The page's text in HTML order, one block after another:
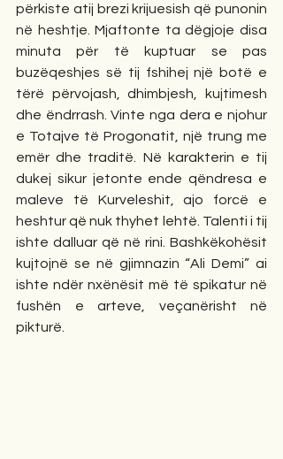
përkiste atij brezi krijuesish që punonin
në heshtje. Mjaftonte ta dëgjoje disa
minuta për të kuptuar se pas
buzëqeshjes së tij fshihej një botë e
tërë përvojash, dhimbjesh, kujtimesh
dhe ëndrrash. Vinte nga dera e njohur
e Totajve të Progonatit, një trung me
emër dhe traditë. Në karakterin e tij
dukej sikur jetonte ende qëndresa e
maleve të Kurveleshit, ajo forcë e
heshtur që nuk thyhet lehtë. Talenti i tij
ishte dalluar që në rini. Bashkëkohësit
kujtojnë se në gjimnazin “Ali Demi” ai
ishte ndër nxënësit më të spikatur në
fushën e arteve, veçanërisht në
pikturë.